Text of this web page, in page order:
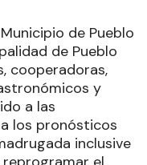
de Pueblo
de Pueblo
cooperadoras,
y
a las
los pronósticos
inclusive